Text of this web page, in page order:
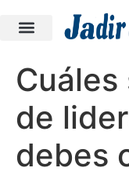
de
debes